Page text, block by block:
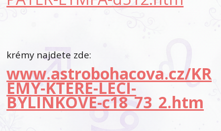
krémy najdete zde:
www.astrobohacova.cz/KR
EMY-KTERE-LECI-
BYLINKOVE-c18_73_2.htm